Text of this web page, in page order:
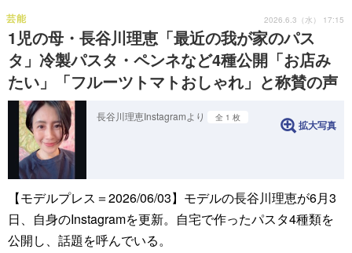
1児の母・長谷川理恵「最近の我が家のパス
タ」冷製パスタ・ペンネなど4種公開「お店み
たい」「フルーツトマトおしゃれ」と称賛の声
芸能 2026.6.3（水） 17:15
長谷川理恵Instagramより 全 1 枚
拡大写真
【モデルプレス＝2026/06/03】モデルの長谷川理恵が6月3
日、自身のInstagramを更新。自宅で作ったパスタ4種類を
公開し、話題を呼んでいる。